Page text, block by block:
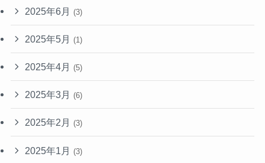
2025年6月 (3)
2025年5月 (1)
2025年4月 (5)
2025年3月 (6)
2025年2月 (3)
2025年1月 (3)